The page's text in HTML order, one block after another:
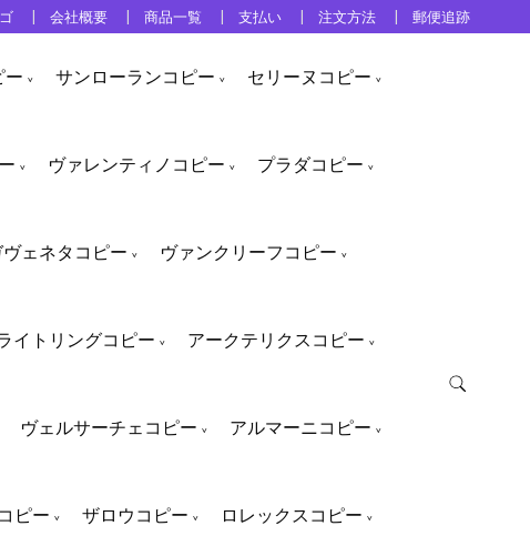
会社概要 商品一覧 支払い 注文方法 郵便追跡
ー サンローランコピー セリーヌコピー
ヴァレンティノコピー プラダコピー
ェネタコピー ヴァンクリーフコピー
イトリングコピー アークテリクスコピー
ヴェルサーチェコピー アルマーニコピー
ピー ザロウコピー ロレックスコピー